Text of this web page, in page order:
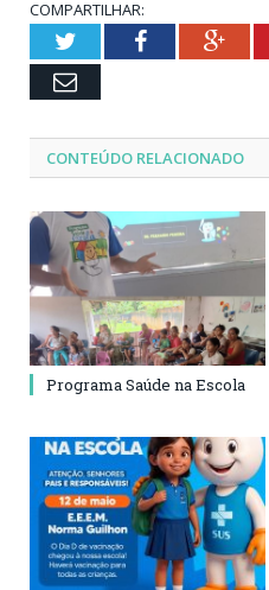
COMPARTILHAR:
TwitterFacebook
Email
CONTEÚDO RELACIONADO
Programa Saúde na Escola